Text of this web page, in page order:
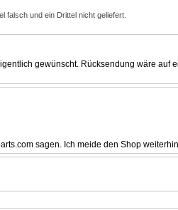
falsch und ein Drittel nicht geliefert.
gewünscht. Rücksendung wäre auf
sagen. Ich meide den Shop